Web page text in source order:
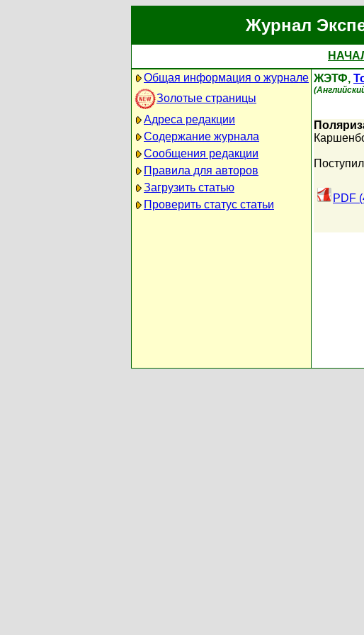
Журнал
Общая информация о журнале
Золотые страницы
Адреса редакции
Содержание журнала
Сообщения редакции
Правила для авторов
Загрузить статью
Проверить статус статьи
ЖЭТФ,
PDF